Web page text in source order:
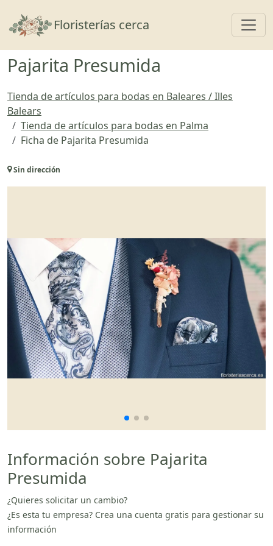
Floristerías cerca
Pajarita Presumida
Tienda de artículos para bodas en Baleares / Illes
Balears
Tienda de artículos para bodas en Palma
Ficha de Pajarita Presumida
Sin dirección
Información sobre Pajarita
Presumida
¿Quieres solicitar un cambio?
¿Es esta tu empresa? Crea una cuenta gratis para gestionar su
información